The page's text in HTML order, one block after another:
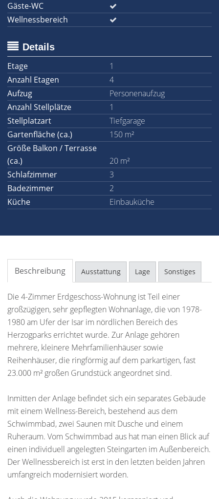
Gäste-WC
Wellnessbereich
Details
Etage
1
Anzahl Etagen
4
Aufzug
Personenaufzug
Anzahl Stellplätze
1
Stellplatzart
Tiefgarage
Gartenfläche (ca.)
150 m²
Größe Balkon / Terrasse
(ca.)
20 m²
Schlafzimmer
3
Badezimmer
2
Küche
Einbauküche
Beschreibung Ausstattung Lage Sonstiges
Die 4-Zimmer Erdgeschoss-Wohnung ist Teil einer
großzügigen, sehr gepflegten Wohnanlage, die von 1978-
1980 am Ufer der Isar im nördlichen Bereich des
Herzogparks errichtet wurde. Zur Anlage gehören
mehrere, kleinere Mehrfamilienhäuser sowie
Reihenhäuser, die ringförmig auf dem parkartigen, fast
23.000 m² großen Grundstück angeordnet sind.
Inmitten der Anlage befindet sich ein separates Gebäude
mit einem Wellness-Bereich, bestehend aus dem
Schwimmbad, zwei Saunen mit Dusche und einem
Ruheraum. Vom Schwimmbad aus hat man einen Blick auf
einen individuell angelegten Steingarten im Außenbereich.
Der Wellnessbereich ist erst in den letzten beiden Jahren
umfangreich modernisiert worden.